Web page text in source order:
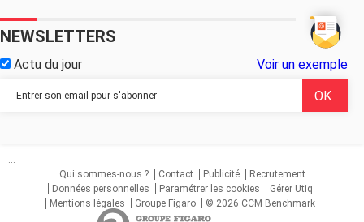
NEWSLETTERS
Actu du jour Voir un exemple
...
Qui sommes-nous ?
Contact Publicité
Recrutement
Données personnelles
Paramétrer les cookies
Gérer Utiq
Mentions légales
Groupe Figaro © 2026 CCM Benchmark